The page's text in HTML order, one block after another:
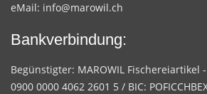
eMail: info@marowil.ch
Bankverbindung:
Begünstigter: MAROWIL Fischereiartikel
0900 0000 4062 2601 5 / BIC: